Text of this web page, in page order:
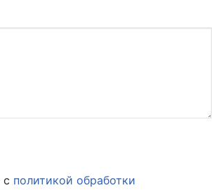
c политикой обработки